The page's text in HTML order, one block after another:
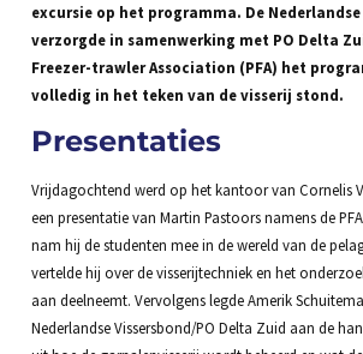
excursie op het programma. De Nederlandse
verzorgde in samenwerking met PO Delta
Freezer-trawler Association (PFA) het
volledig in het teken van de visserij stond.
Presentaties
Vrijdagochtend werd op het kantoor van Cornelis
een presentatie van Martin Pastoors namens de
nam hij de studenten mee in de wereld van de
vertelde hij over de visserijtechniek en het
aan deelneemt. Vervolgens legde Amerik
Nederlandse Vissersbond/PO Delta Zuid aan de